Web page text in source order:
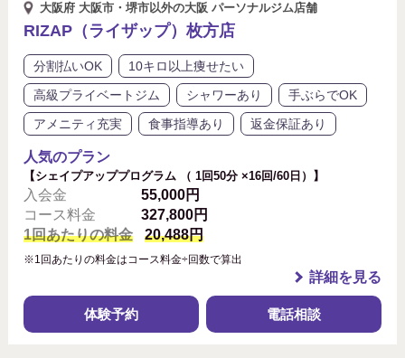
大阪府 大阪市・堺市以外の大阪 パーソナルジム店舗
RIZAP（ライザップ）枚方店
分割払いOK
10キロ以上痩せたい
高級プライベートジム
シャワーあり
手ぶらでOK
アメニティ充実
食事指導あり 返金保証あり
人気のプラン
【シェイプアッププログラム （ 1回50分 ×16回/60日）】
入会金
55,000円
コース料金
327,800円
1回あたりの料金
20,488円
※1回あたりの料金はコース料金÷回数で算出
詳細を見る
体験予約 電話相談